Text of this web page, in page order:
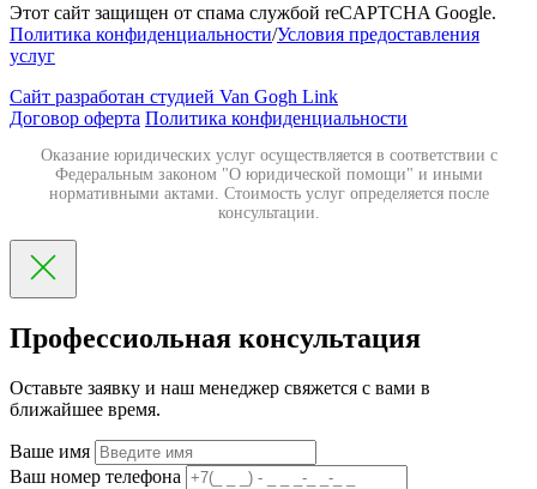
Этот сайт защищен от спама службой reCAPTCHA Google.
Политика конфиденциальности/Условия предоставления
услуг
Сайт разработан студией Van Gogh Link
Договор оферта Политика конфиденциальности
Оказание юридических услуг осуществляется в соответствии с
Федеральным законом "О юридической помощи" и иными
нормативными актами. Стоимость услуг определяется после
консультации.
Профессиольная консультация
Оставьте заявку и наш менеджер свяжется с вами в
ближайшее время.
Ваше имя
Ваш номер телефона